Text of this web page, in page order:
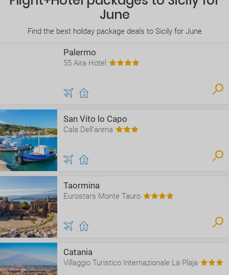
June
Find the best holday package deals to Sicily for June
Palermo
55 Aira Hotel
San Vito lo Capo
Cala Dell'arena
Taormina
Eurostars Monte Tauro
Catania
Villaggio Turistico Internazionale La Plaja